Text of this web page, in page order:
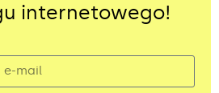
internetowego!